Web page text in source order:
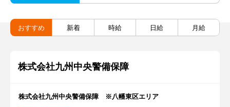
おすすめ 新着 時給 日給 月給
株式会社九州中央警備保障
株式会社九州中央警備保障 ※八幡東区エリア